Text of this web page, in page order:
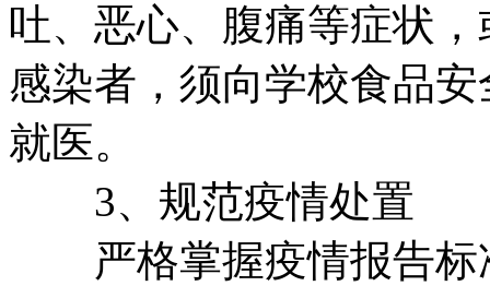
吐、恶心、腹痛等症状
感染者，须向学校食品
就医。
3、规范疫情处置
严格掌握疫情报告标